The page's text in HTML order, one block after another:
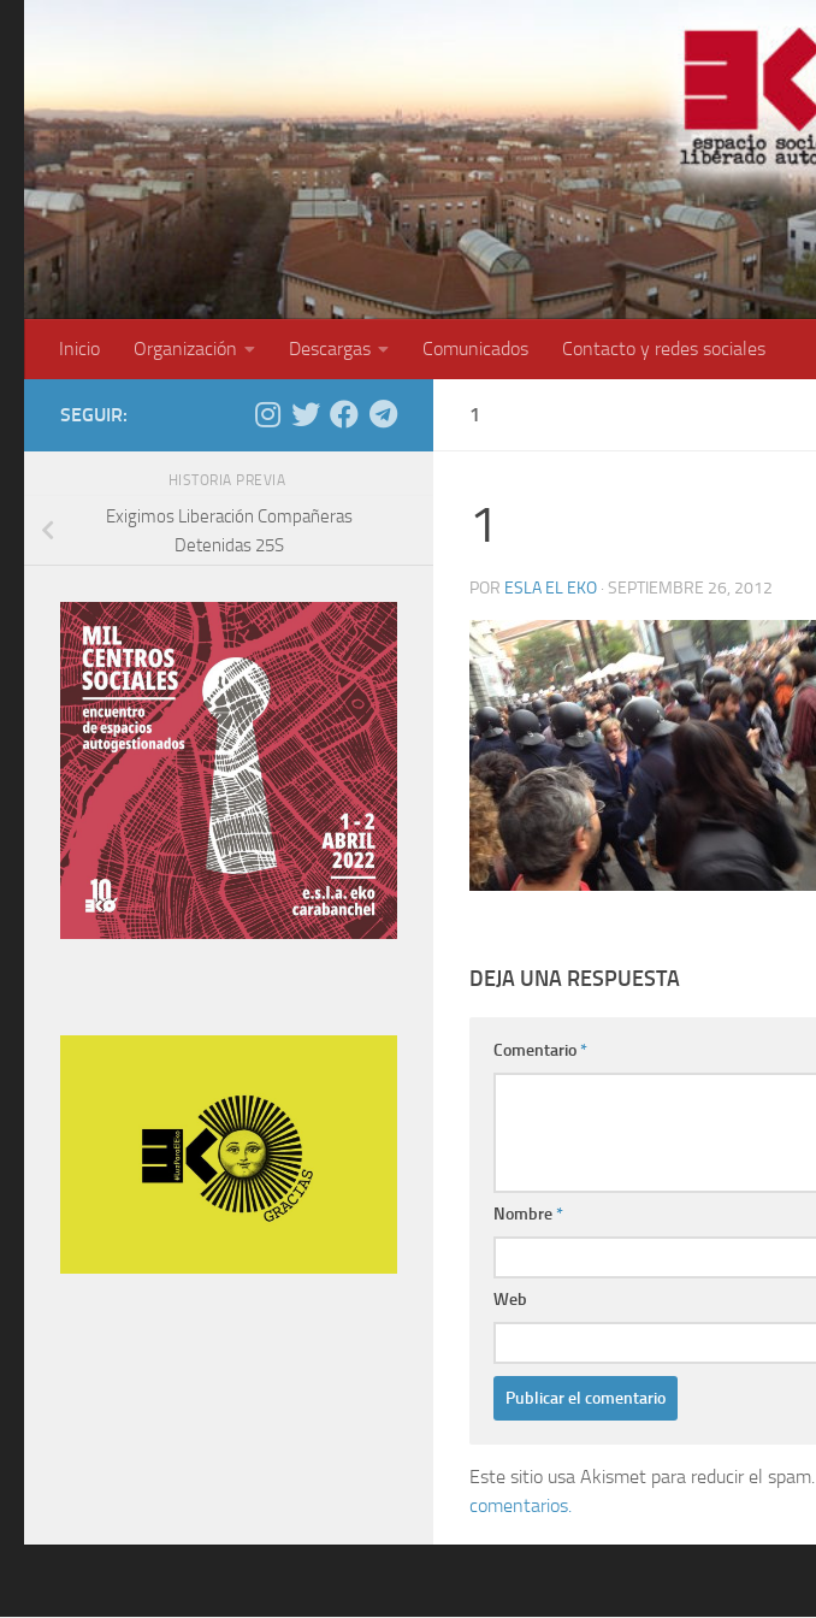
Inicio Organización Descargas Comunicados Contacto y redes sociales
1
1
POR ESLA EL EKO · SEPTIEMBRE 26, 2012
DEJA UNA RESPUESTA
Comentario*
Nombre*
Web
Este sitio usa Akismet para reducir el spam.
comentarios.
SEGUIR:
HISTORIA PREVIA
Exigimos Liberación Compañeras
Detenidas 25S